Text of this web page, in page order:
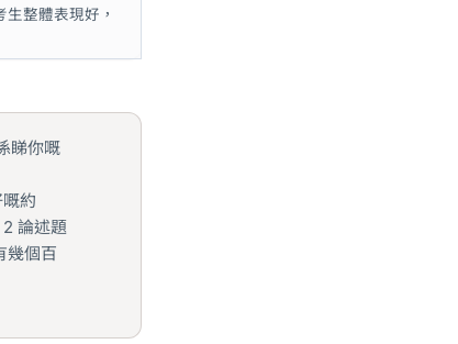
整體表現好，
睇你嘅
約
論述題
幾個百